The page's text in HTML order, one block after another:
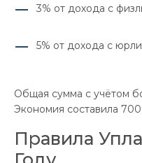
3% от дохода с
5% от дохода с
Общая сумма с учётом
Экономия составила
Правила